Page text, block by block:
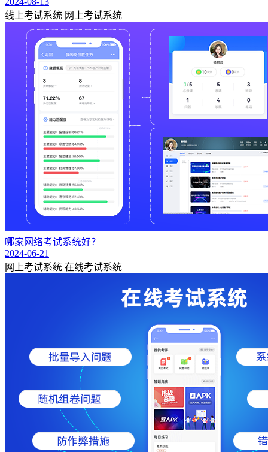
线上考试系统 网上考试系统
哪家网络考试系统好？
2024-06-21
网上考试系统 在线考试系统